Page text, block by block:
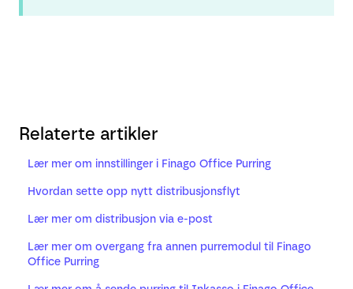
Relaterte artikler
Lær mer om innstillinger i Finago Office Purring
Hvordan sette opp nytt distribusjonsflyt
Lær mer om distribusjon via e-post
Lær mer om overgang fra annen purremodul til Finago
Office Purring